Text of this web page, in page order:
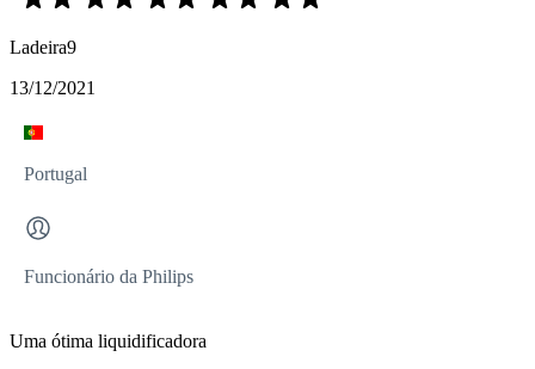
Ladeira9
13/12/2021
Portugal
Funcionário da Philips
Uma ótima liquidificadora